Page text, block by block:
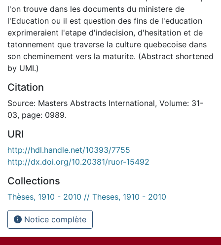
l'on trouve dans les documents du ministere de
l'Education ou il est question des fins de l'education
exprimeraient l'etape d'indecision, d'hesitation et de
tatonnement que traverse la culture quebecoise dans
son cheminement vers la maturite. (Abstract shortened
by UMI.)
Citation
Source: Masters Abstracts International, Volume: 31-
03, page: 0989.
URI
http://hdl.handle.net/10393/7755
http://dx.doi.org/10.20381/ruor-15492
Collections
Thèses, 1910 - 2010 // Theses, 1910 - 2010
Notice complète